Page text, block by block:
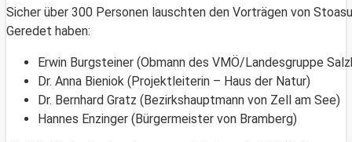
Sicher über 300 Personen lauschten den Vorträgen von
Geredet haben:
Erwin Burgsteiner (Obmann des VMÖ/Landesgruppe
Dr. Anna Bieniok (Projektleiterin – Haus der Natur)
Dr. Bernhard Gratz (Bezirkshauptmann von Zell am See)
Hannes Enzinger (Bürgermeister von Bramberg)